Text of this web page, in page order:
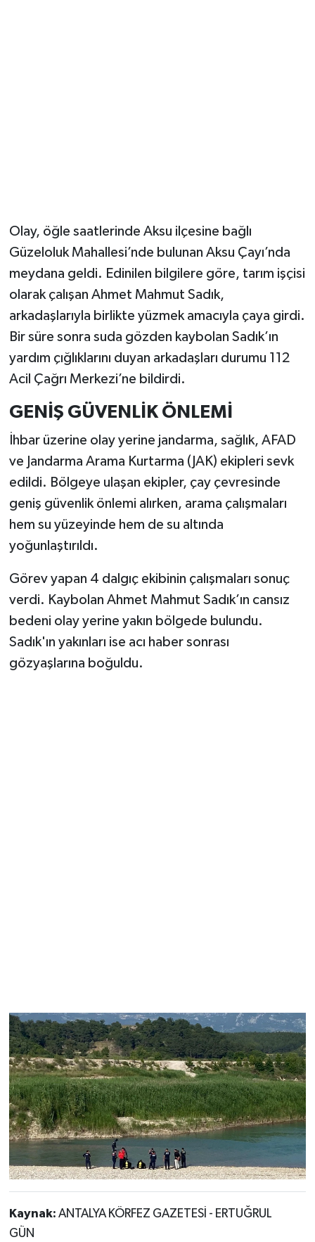
Olay, öğle saatlerinde Aksu ilçesine bağlı
Güzeloluk Mahallesi’nde bulunan Aksu Çayı’nda
meydana geldi. Edinilen bilgilere göre, tarım işçisi
olarak çalışan Ahmet Mahmut Sadık,
arkadaşlarıyla birlikte yüzmek amacıyla çaya girdi.
Bir süre sonra suda gözden kaybolan Sadık’ın
yardım çığlıklarını duyan arkadaşları durumu 112
Acil Çağrı Merkezi’ne bildirdi.
GENİŞ GÜVENLİK ÖNLEMİ
İhbar üzerine olay yerine jandarma, sağlık, AFAD
ve Jandarma Arama Kurtarma (JAK) ekipleri sevk
edildi. Bölgeye ulaşan ekipler, çay çevresinde
geniş güvenlik önlemi alırken, arama çalışmaları
hem su yüzeyinde hem de su altında
yoğunlaştırıldı.
Görev yapan 4 dalgıç ekibinin çalışmaları sonuç
verdi. Kaybolan Ahmet Mahmut Sadık’ın cansız
bedeni olay yerine yakın bölgede bulundu.
Sadık'ın yakınları ise acı haber sonrası
gözyaşlarına boğuldu.
Kaynak: ANTALYA KÖRFEZ GAZETESİ - ERTUĞRUL
GÜN